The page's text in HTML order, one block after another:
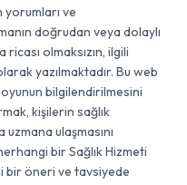
ve
doğrudan veya dolaylı
olmaksızın, ilgili
yazılmaktadır. Bu web
bilgilendirilmesini
kişilerin sağlık
ulaşmasını
bir Sağlık Hizmeti
bir öneri ve tavsiyede